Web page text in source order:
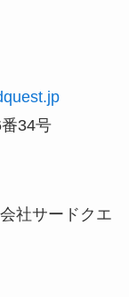
34号
社サードクエ